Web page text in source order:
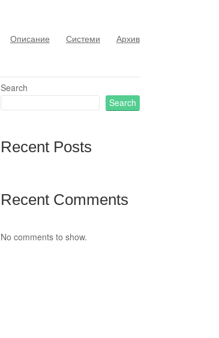
Описание Системи Архив
Search
Search
Recent Posts
Recent Comments
No comments to show.